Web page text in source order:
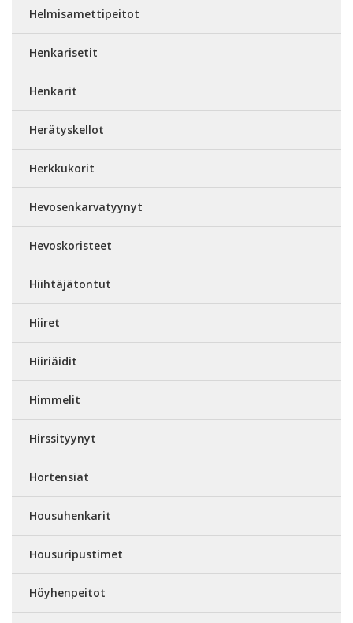
Helmisamettipeitot
Henkarisetit
Henkarit
Herätyskellot
Herkkukorit
Hevosenkarvatyynyt
Hevoskoristeet
Hiihtäjätontut
Hiiret
Hiiriäidit
Himmelit
Hirssityynyt
Hortensiat
Housuhenkarit
Housuripustimet
Höyhenpeitot